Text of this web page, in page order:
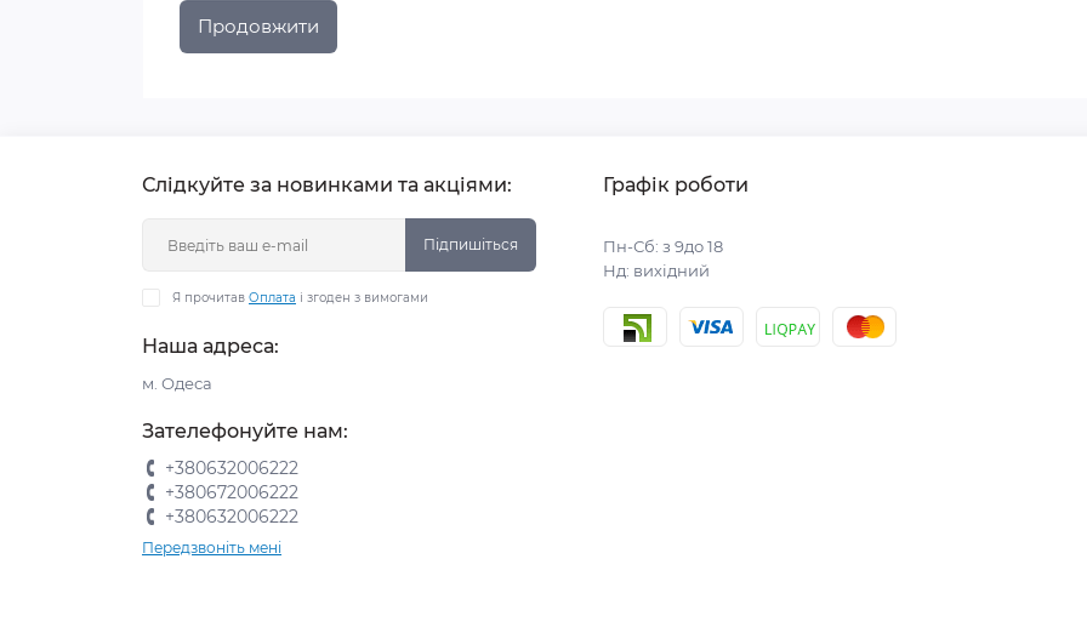
Продовжити
Слідкуйте за новинками та акціями:
Підпишіться
Я прочитав Оплата і згоден з вимогами
Наша адреса:
м. Одеса
Зателефонуйте нам:
+380632006222
+380672006222
+380632006222
Передзвоніть мені
Графік роботи
Пн-Сб: з 9до 18
Нд: вихідний